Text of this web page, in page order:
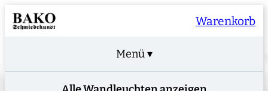
Warenkorb
Menü ▾